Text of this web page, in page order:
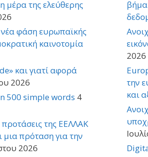
μέρα της ελεύθερης
φάση ευρωπαϊκής
καινοτομία
και γιατί αφορά
2026
500 simple words 4
της ΕΕΛΛΑΚ
πρόταση για την
2026
βήμα
2026
την
και